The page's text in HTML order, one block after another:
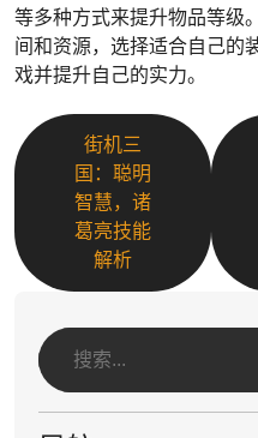
等多种方式来提升物品等级
间和资源，选择适合自己的
戏并提升自己的实力。
街机三
国：聪明
智慧，诸
葛亮技能
解析